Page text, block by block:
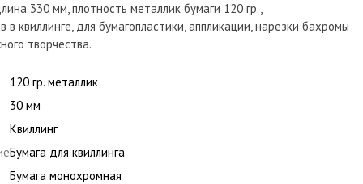
330 мм, плотность металлик бумаги 120 гр.,
в квиллинге, для бумагопластики, аппликации, нарезки бахромы
творчества.
120 гр. металлик
30 мм
Квиллинг
Бумага для квиллинга
Бумага монохромная